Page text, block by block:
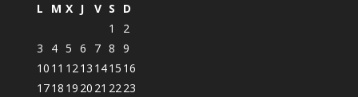
L
M X J V S
D
1
2
3
4 5 6 7 8 9
10 11 1213 1415 16
1718 19 20 21 2223